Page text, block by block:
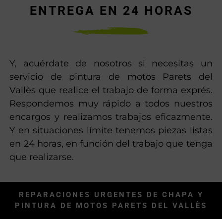
ENTREGA EN 24 HORAS
Y, acuérdate de nosotros si necesitas un
servicio de pintura de motos Parets del
Vallès que realice el trabajo de forma exprés.
Respondemos muy rápido a todos nuestros
encargos y realizamos trabajos eficazmente.
Y en situaciones límite tenemos piezas listas
en 24 horas, en función del trabajo que tenga
que realizarse.
REPARACIONES URGENTES DE CHAPA Y
PINTURA DE MOTOS PARETS DEL VALLÈS